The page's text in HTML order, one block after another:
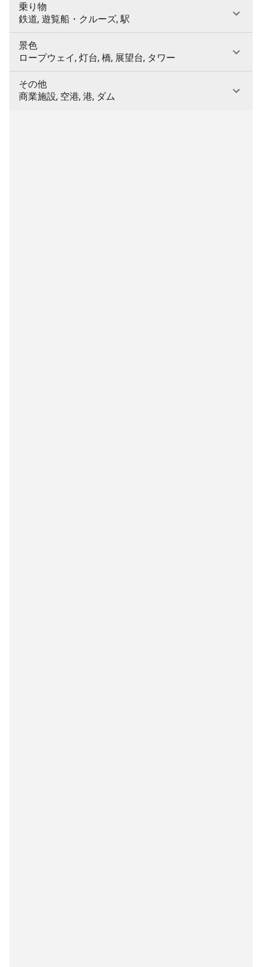
乗り物
鉄道, 遊覧船・クルーズ, 駅
景色
ロープウェイ, 灯台, 橋, 展望台, タワー
その他
商業施設, 空港, 港, ダム